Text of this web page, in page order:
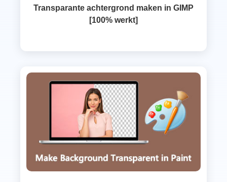
Transparante achtergrond maken in GIMP
[100% werkt]